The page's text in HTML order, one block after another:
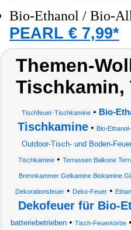
Bio-Ethanol / Bio-
PEARL € 7,99*
Themen-
Tischkamin,
Tischfeuer-Tischkamine• Bio-
Tischkamine • Bio-
Outdoor-Tisch- und Boden-
Tischkamine• Terrassen Balkone
Brennkammer Gelkamine Biokamine
Dekorationsfeuer • Deko-Feuer •
Dekofeuer für Bio-
batteriebetrieben• Tisch-Feuerkörbe